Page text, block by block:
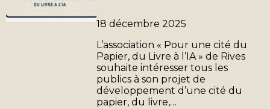
18 décembre 2025
L’association « Pour une cité du
Papier, du Livre à l’IA » de Rives
souhaite intéresser tous les
publics à son projet de
développement d’une cité du
papier, du livre,…